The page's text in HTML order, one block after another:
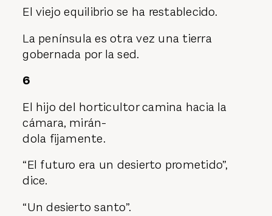
El viejo equilibrio se ha restablecido.
La península es otra vez una tierra
gobernada por la sed.
6
El hijo del horticultor camina hacia la
cámara, mirán-
dola fijamente.
“El futuro era un desierto prometido”,
dice.
“Un desierto santo”.